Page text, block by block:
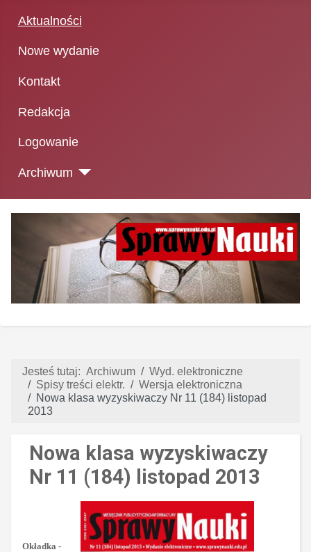
Aktualności
Nowe wydanie
Kontakt
Redakcja
Logowanie
Archiwum
Jesteś tutaj: Archiwum
Wyd. elektroniczne
Spisy treści elektr.
Wersja elektroniczna
Nowa klasa wyzyskiwaczy Nr 11 (184) listopad
2013
Nowa klasa wyzyskiwaczy
Nr 11 (184) listopad 2013
Okładka -